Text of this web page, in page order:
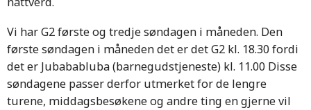
Vi har G2 første og tredje søndagen i måneden. Den
første søndagen i måneden det er det G2 kl. 18.30 fordi
det er Jubababluba (barnegudstjeneste) kl. 11.00 Disse
søndagene passer derfor utmerket for de lengre
turene, middagsbesøkene og andre ting en gjerne vil